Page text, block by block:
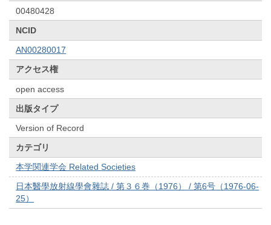
00480428
NCID
AN00280017
アクセス権
open access
出版タイプ
Version of Record
カテゴリ
本学関連学会 Related Societies
日本醫學放射線學會雜誌 / 第３６巻（1976） / 第6号（1976-06-
25）